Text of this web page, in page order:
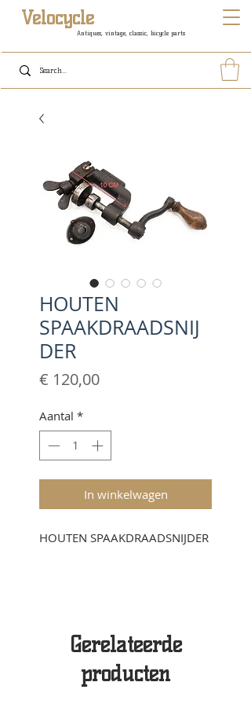
Antiques, vintage, classic, bicycle parts
Velocycle
HOUTEN
SPAAKDRAADSNIJ
DER
€ 120,00Prijs
Aantal *
In winkelwagen
HOUTEN SPAAKDRAADSNIJDER
Gerelateerde
producten